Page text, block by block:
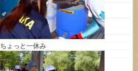
ちょっと一休み